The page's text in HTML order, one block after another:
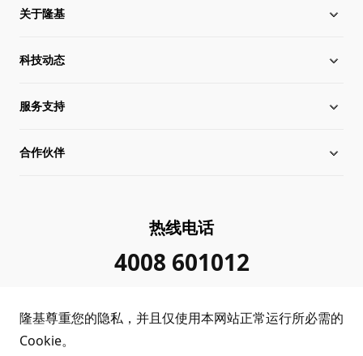
关于隆基
关于隆基
全球化布局
管理层信息
投诉举报
科技动态
硅片价格
行业动态
服务支持
下载中心
客户问题反馈
合作伙伴
协同创新合作
热线电话
4008 601012
隆基尊重您的隐私，并且仅使用本网站正常运行所必需的
Cookie。